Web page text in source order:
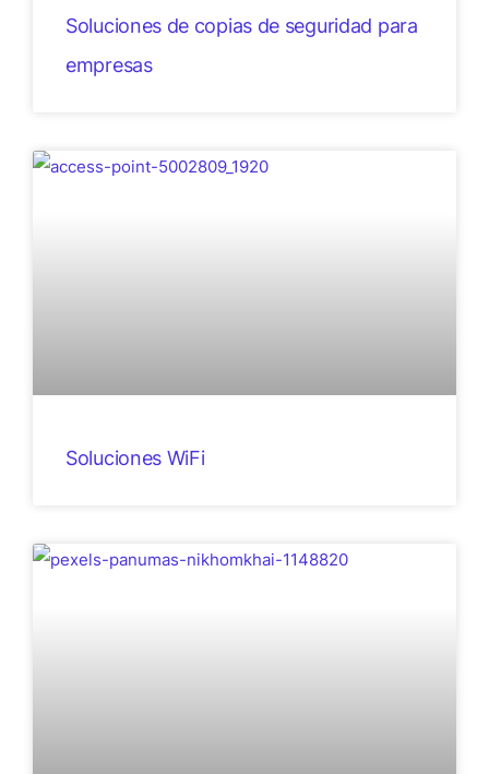
Soluciones de copias de seguridad para
empresas
Soluciones WiFi